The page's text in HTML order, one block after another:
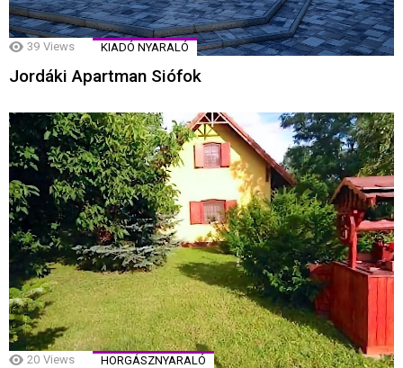
39 Views KIADÓ NYARALÓ
Jordáki Apartman Siófok
20 Views HORGÁSZNYARALÓ